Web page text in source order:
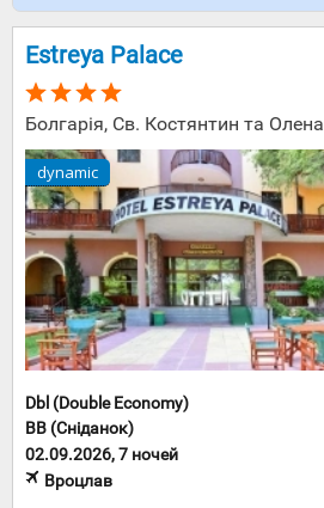
Estreya Palace
Болгарія, Св. Костянтин та Олена
dynamic
Dbl (Double Economy)
BB (Сніданок)
02.09.2026, 7 ночей
Вроцлав